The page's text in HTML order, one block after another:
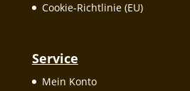
Cookie-Richtlinie (EU)
Service
Mein Konto